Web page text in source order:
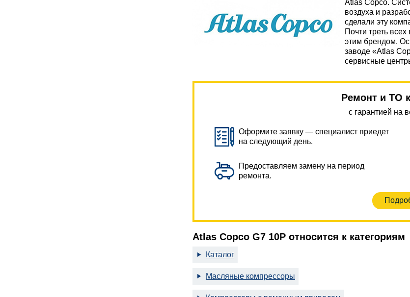
Atlas Copco.
воздуха и
сделали эту
Почти треть
этим брендом.
заводе «Atlas
сервисные
Ремонт и ТО
с гарантией на
Оформите заявку — специалист приедет
на следующий день.
Предоставляем замену на период
ремонта.
Atlas Copco G7 10P относится к категориям
Каталог
Масляные компрессоры